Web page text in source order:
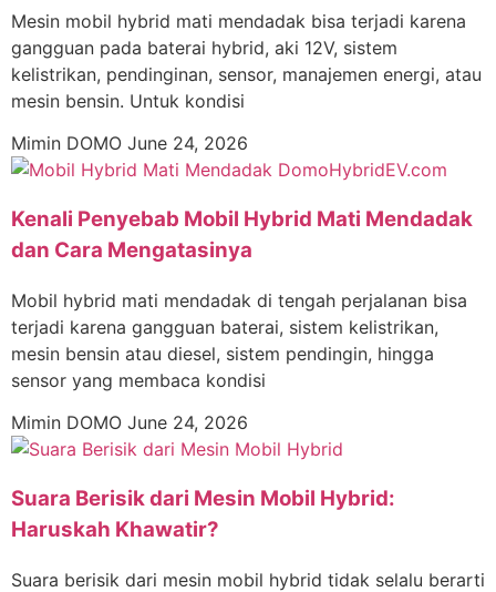
Mesin mobil hybrid mati mendadak bisa terjadi karena
gangguan pada baterai hybrid, aki 12V, sistem
kelistrikan, pendinginan, sensor, manajemen energi, atau
mesin bensin. Untuk kondisi
Mimin DOMO June 24, 2026
Kenali Penyebab Mobil Hybrid Mati Mendadak
dan Cara Mengatasinya
Mobil hybrid mati mendadak di tengah perjalanan bisa
terjadi karena gangguan baterai, sistem kelistrikan,
mesin bensin atau diesel, sistem pendingin, hingga
sensor yang membaca kondisi
Mimin DOMO June 24, 2026
Suara Berisik dari Mesin Mobil Hybrid:
Haruskah Khawatir?
Suara berisik dari mesin mobil hybrid tidak selalu berarti